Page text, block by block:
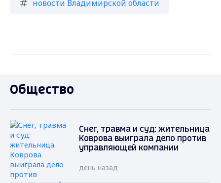
новости Владимирской области
Общество
Снег, травма и суд: жительница
Коврова выиграла дело против
управляющей компании
день назад